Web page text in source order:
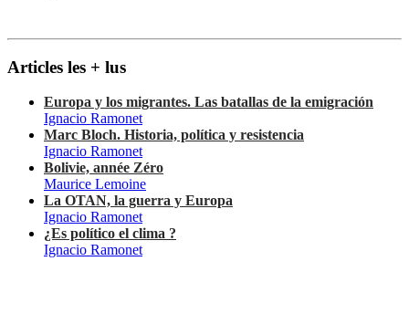
Articles les + lus
Europa y los migrantes. Las batallas de la emigración
Ignacio Ramonet
Marc Bloch. Historia, política y resistencia
Ignacio Ramonet
Bolivie, année Zéro
Maurice Lemoine
La OTAN, la guerra y Europa
Ignacio Ramonet
¿Es político el clima ?
Ignacio Ramonet